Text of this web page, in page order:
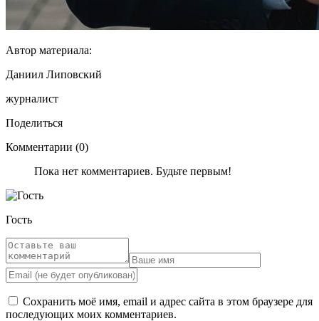
Автор материала:
Даниил Липовский
журналист
Поделиться
Комментарии (0)
Пока нет комментариев. Будьте первым!
Гость
Сохранить моё имя, email и адрес сайта в этом браузере для
последующих моих комментариев.